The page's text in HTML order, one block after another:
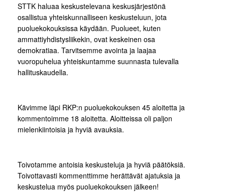
STTK haluaa keskustelevana keskusjärjestönä
osallistua yhteiskunnalliseen keskusteluun, jota
puoluekokouksissa käydään. Puolueet, kuten
ammattiyhdistysliikekin, ovat keskeinen osa
demokratiaa. Tarvitsemme avointa ja laajaa
vuoropuhelua yhteiskuntamme suunnasta tulevalla
hallituskaudella.
Kävimme läpi RKP:n puoluekokouksen 45 aloitetta ja
kommentoimme 18 aloitetta. Aloitteissa oli paljon
mielenkiintoisia ja hyviä avauksia.
Toivotamme antoisia keskusteluja ja hyviä päätöksiä.
Toivottavasti kommenttimme herättävät ajatuksia ja
keskustelua myös puoluekokouksen jälkeen!